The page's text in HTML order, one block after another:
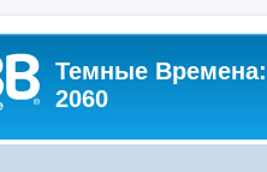
Темные Времена:
2060